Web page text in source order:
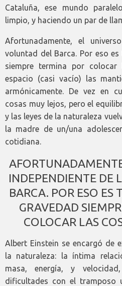
Cataluña, ese mundo
limpio, y haciendo un par de
Afortunadamente, el
voluntad del Barca. Por eso
siempre termina por
espacio (casi vacío) las
armónicamente. De vez en
cosas muy lejos, pero el
y las leyes de la naturaleza
la madre de un/una
cotidiana.
INDEPENDIENTE DE
BARCA. POR ESO ES
GRAVEDAD
COLOCAR LAS
Albert Einstein se encargó de
la naturaleza: la íntima
masa, energía, y
dificultades con el tramposo